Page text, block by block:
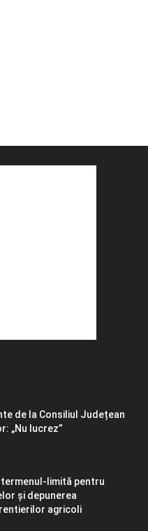
de la Consiliul Județean
„Nu lucrez”
limită pentru
și depunerea
agricoli